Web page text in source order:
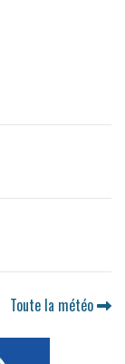
Toute la météo